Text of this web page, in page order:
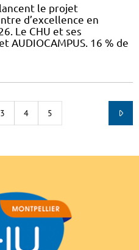
le projet
d’excellence en
Le CHU et ses
AUDIOCAMPUS. 16 % de
3 4 5